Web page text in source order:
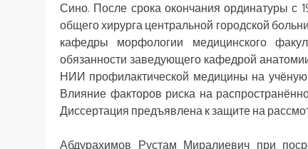
Сино. После срока окончания ординатуры с
общего хирурга центральной городской
кафедры морфологии медицинского
обязанности заведующего кафедрой
НИИ профилактической медицины на учёную
Влияние факторов риска на
Диссертация предъявлена к защите на
Абдурахимов Рустам Миралиевич при